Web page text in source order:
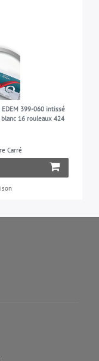
399-060 intissé
16 rouleaux 424
Carré